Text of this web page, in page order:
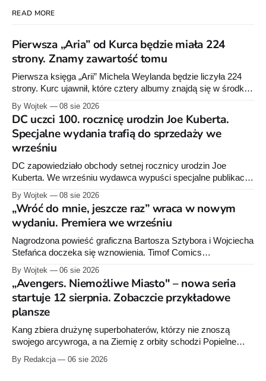
READ MORE
Pierwsza „Aria” od Kurca będzie miała 224
strony. Znamy zawartość tomu
Pierwsza księga „Arii” Michela Weylanda będzie liczyła 224
strony. Kurc ujawnił, które cztery albumy znajdą się w środku i
By Wojtek 08 sie 2026
DC uczci 100. rocznicę urodzin Joe Kuberta.
Specjalne wydania trafią do sprzedaży we
wrześniu
DC zapowiedziało obchody setnej rocznicy urodzin Joe
Kuberta. We wrześniu wydawca wypuści specjalne publikacje
sprzedaży niemal dokładnie w dniu jego urodzin.
By Wojtek 08 sie 2026
„Wróć do mnie, jeszcze raz” wraca w nowym
wydaniu. Premiera we wrześniu
Nagrodzona powieść graficzna Bartosza Sztybora i Wojciecha
Stefańca doczeka się wznowienia. Timof Comics
raz”, którego pierwsze wydanie ukazało się w 2015 roku.
By Wojtek 06 sie 2026
„Avengers. Niemożliwe Miasto" – nowa seria
startuje 12 sierpnia. Zobaczcie przykładowe
plansze
Kang zbiera drużynę superbohaterów, którzy nie znoszą
swojego arcywroga, a na Ziemię z orbity schodzi Popielne
serii Avengers autorstwa Jeda MacKaya trafia do sklepów 12
By Redakcja 06 sie 2026